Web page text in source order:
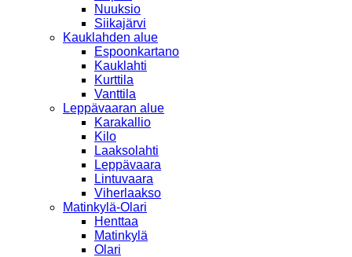
Nuuksio
Siikajärvi
Kauklahden alue
Espoonkartano
Kauklahti
Kurttila
Vanttila
Leppävaaran alue
Karakallio
Kilo
Laaksolahti
Leppävaara
Lintuvaara
Viherlaakso
Matinkylä-Olari
Henttaa
Matinkylä
Olari